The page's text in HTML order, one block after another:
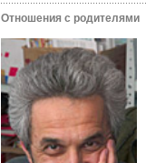
Отношения с родителями